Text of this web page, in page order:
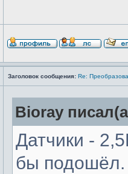
Заголовок сообщения: Re:
Bioray
Датчики -
бы подошёл.